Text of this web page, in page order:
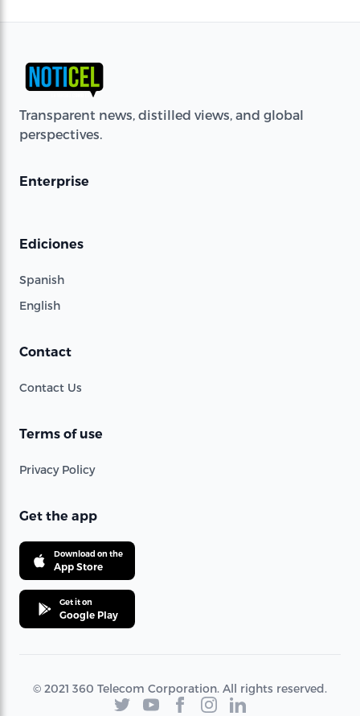
Transparent news, distilled views, and global
perspectives.
Enterprise
Ediciones
Spanish
English
Contact
Contact Us
Terms of use
Privacy Policy
Get the app
Download on the
App Store
Get it on
Google Play
© 2021 360 Telecom Corporation. All rights reserved.